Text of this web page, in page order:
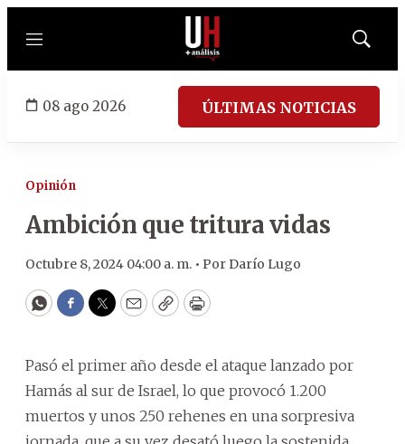
Menú
Mostrar
08 ago 2026 ÚLTIMAS NOTICIAS
Opinión
Ambición que tritura vidas
Octubre 8, 2024 04:00 a. m. • PorDarío Lugo
WhatsApp
Facebook
Twitter
EmailCopyPrint
Pasó el primer año desde el ataque lanzado por
Hamás al sur de Israel, lo que provocó 1.200
muertos y unos 250 rehenes en una sorpresiva